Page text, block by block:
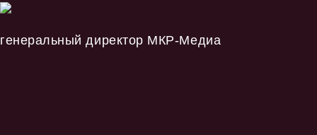
генеральный директор МКР-Медиа